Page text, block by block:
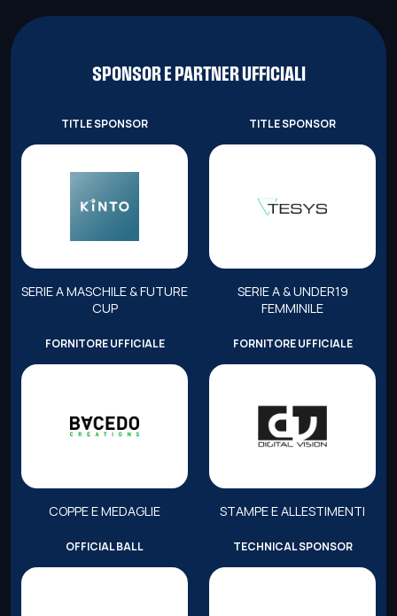
SPONSOR E PARTNER UFFICIALI
TITLE SPONSOR
SERIE A MASCHILE & FUTURE
CUP
TITLE SPONSOR
SERIE A & UNDER19
FEMMINILE
FORNITORE UFFICIALE
COPPE E MEDAGLIE
FORNITORE UFFICIALE
STAMPE E ALLESTIMENTI
OFFICIAL BALL TECHNICAL SPONSOR